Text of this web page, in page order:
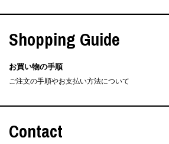
Shopping Guide
お買い物の手順
ご注文の手順やお支払い方法について
Contact